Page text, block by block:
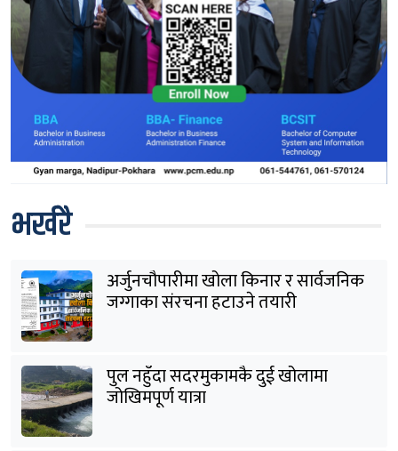
भर्खरै
अर्जुनचौपारीमा खोला किनार र सार्वजनिक
जग्गाका संरचना हटाउने तयारी
पुल नहुँदा सदरमुकामकै दुई खोलामा
जोखिमपूर्ण यात्रा